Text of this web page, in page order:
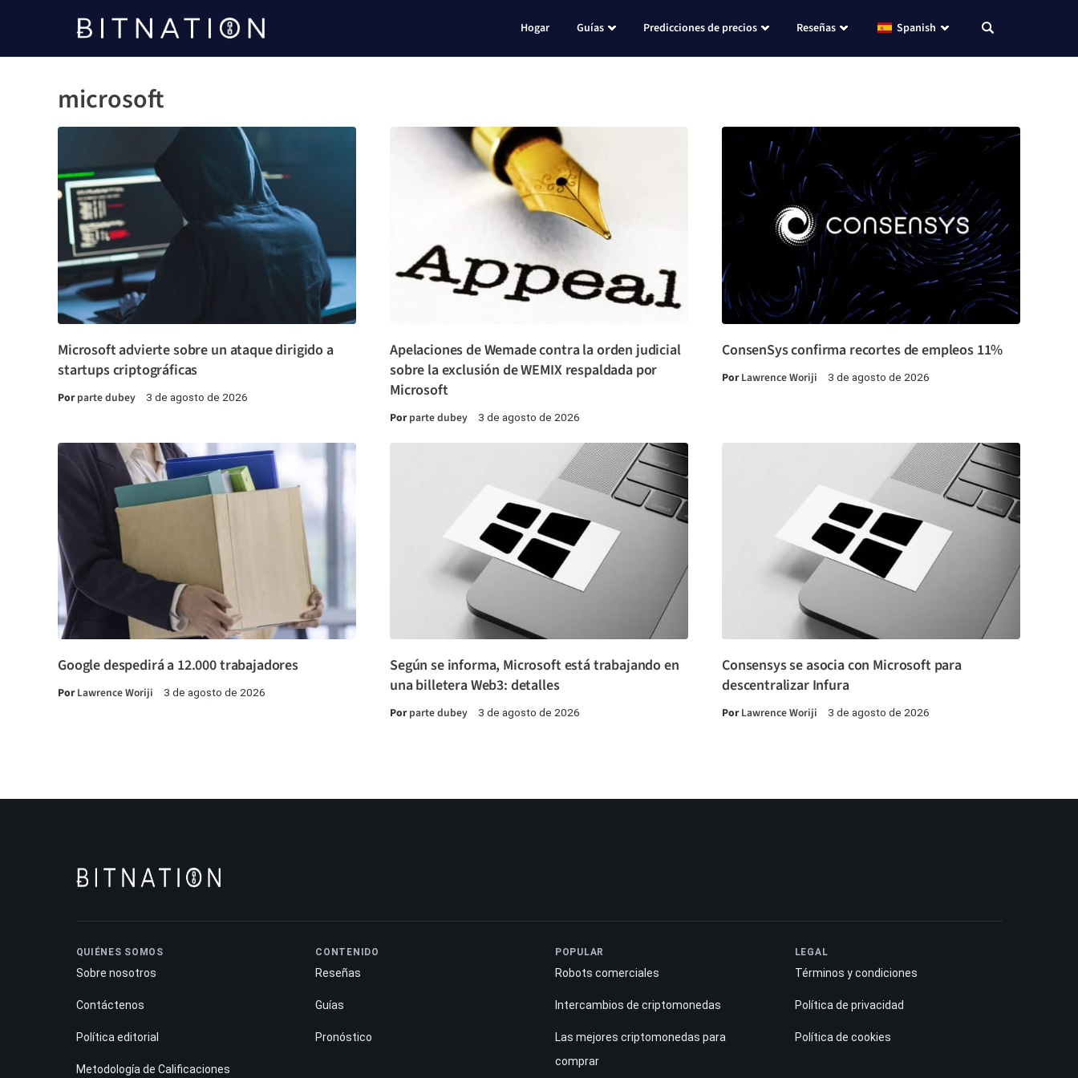
Bitnación
Hogar Guías Predicciones de precios Reseñas Spanish
microsoft
Microsoft advierte sobre un ataque dirigido a
startups criptográficas
Porparte dubey 3 de agosto de 2026
Apelaciones de Wemade contra la orden judicial
sobre la exclusión de WEMIX respaldada por
Microsoft
Porparte dubey 3 de agosto de 2026
ConsenSys confirma recortes de empleos 11%
PorLawrence Woriji 3 de agosto de 2026
Google despedirá a 12.000 trabajadores
PorLawrence Woriji 3 de agosto de 2026
Según se informa, Microsoft está trabajando en
una billetera Web3: detalles
Porparte dubey 3 de agosto de 2026
Consensys se asocia con Microsoft para
descentralizar Infura
PorLawrence Woriji 3 de agosto de 2026
QUIÉNES SOMOS
Sobre nosotros
Contáctenos
Política editorial
Metodología de Calificaciones
CONTENIDO
Reseñas
Guías
Pronóstico
POPULAR
Robots comerciales
Intercambios de criptomonedas
Las mejores criptomonedas para
comprar
LEGAL
Términos y condiciones
Política de privacidad
Política de cookies